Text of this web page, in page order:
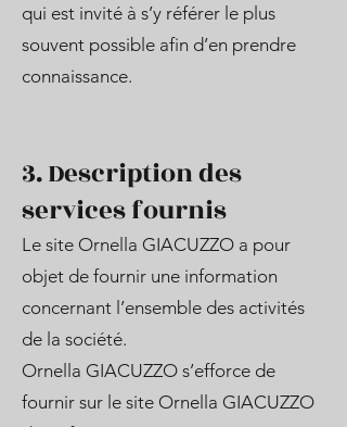
qui est invité à s’y référer le plus
souvent possible afin d’en prendre
connaissance.
3. Description des
services fournis
Le site Ornella GIACUZZO a pour
objet de fournir une information
concernant l’ensemble des activités
de la société.
Ornella GIACUZZO s’efforce de
fournir sur le site Ornella GIACUZZO